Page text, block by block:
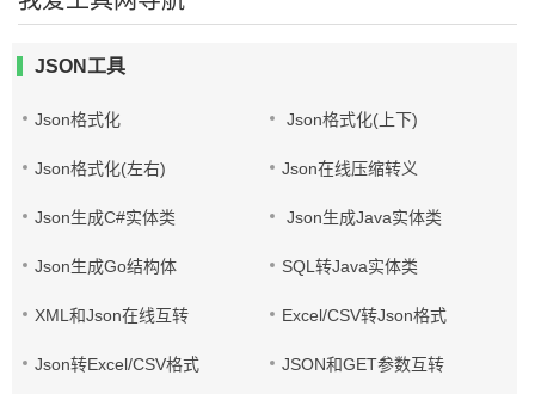
JSON工具
Json格式化 Json格式化(上下)
Json格式化(左右) Json在线压缩转义
Json生成C#实体类 Json生成Java实体类
Json生成Go结构体 SQL转Java实体类
XML和Json在线互转 Excel/CSV转Json格式
Json转Excel/CSV格式 JSON和GET参数互转